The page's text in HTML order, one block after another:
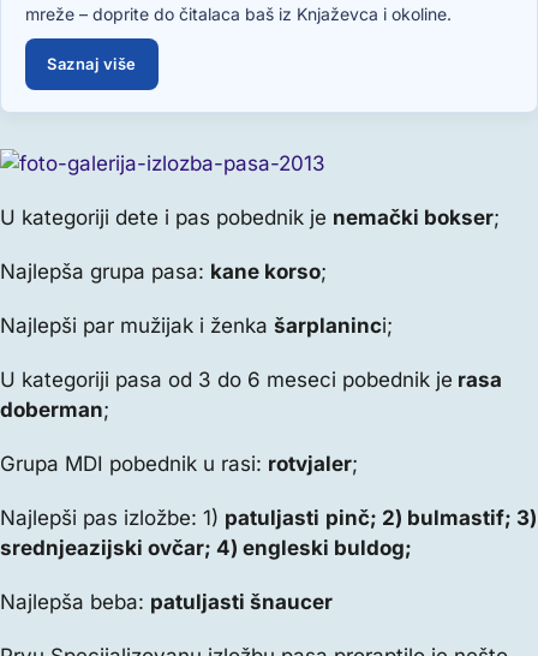
mreže – doprite do čitalaca baš iz Knjaževca i okoline.
Saznaj više
U kategoriji dete i pas pobednik je nemački bokser;
Najlepša grupa pasa: kane korso;
Najlepši par mužijak i ženka šarplaninci;
U kategoriji pasa od 3 do 6 meseci pobednik je rasa
doberman;
Grupa MDI pobednik u rasi: rotvjaler;
Najlepši pas izložbe: 1) patuljasti pinč; 2) bulmastif; 3)
srednjeazijski ovčar; 4) engleski buldog;
Najlepša beba: patuljasti šnaucer